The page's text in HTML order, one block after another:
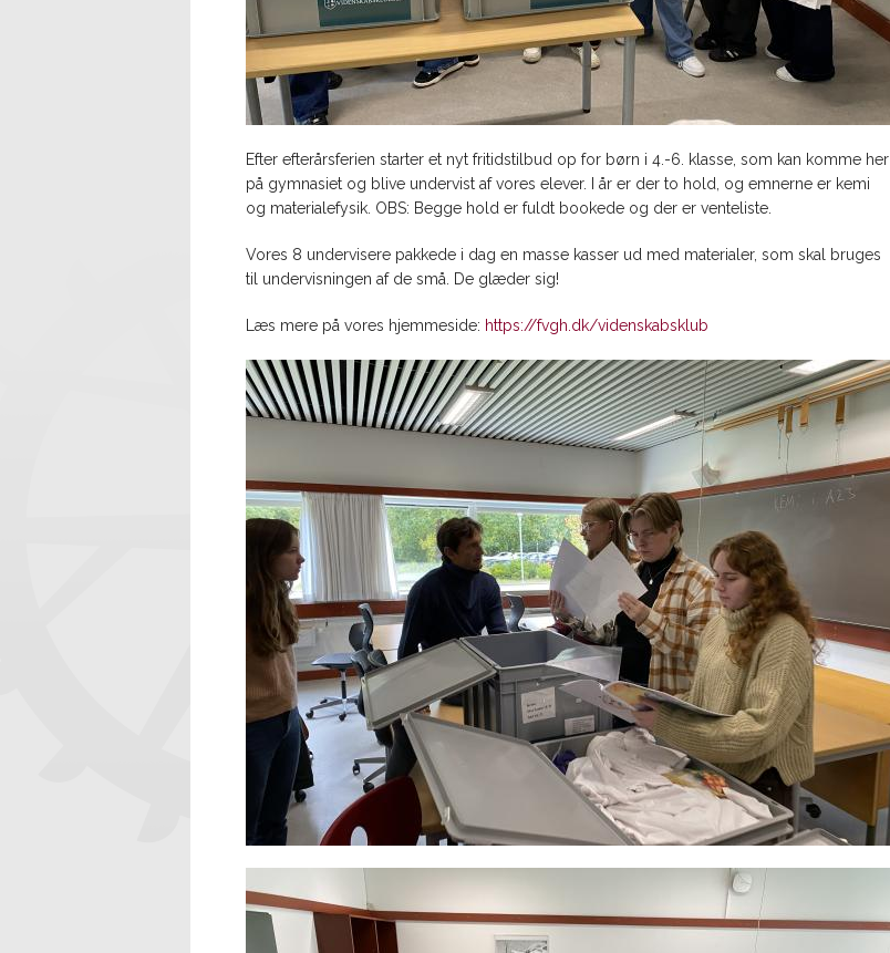
Efter efterårsferien starter et nyt fritidstilbud op for børn i 4.-6. klasse, som kan komme her
på gymnasiet og blive undervist af vores elever. I år er der to hold, og emnerne er kemi
og materialefysik. OBS: Begge hold er fuldt bookede og der er venteliste.
Vores 8 undervisere pakkede i dag en masse kasser ud med materialer, som skal bruges
til undervisningen af de små. De glæder sig!
Læs mere på vores hjemmeside: https://fvgh.dk/videnskabsklub